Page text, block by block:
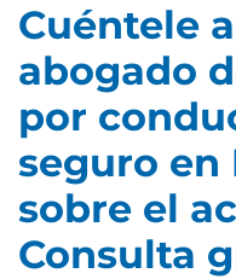
Cuéntele
abogado
por
seguro en
sobre el
Consulta